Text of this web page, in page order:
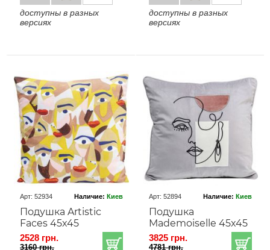
доступны в разных
версиях
доступны в разных
версиях
Арт: 52934 Наличие: Киев
Подушка Artistic
Faces 45x45
2528 грн.
3160 грн.
Арт: 52894 Наличие: Киев
Подушка
Mademoiselle 45x45
3825 грн.
4781 грн.